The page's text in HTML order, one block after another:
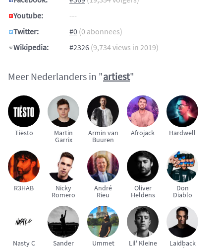
Youtube:
---
Twitter:
#0 (0 abonnees)
Wikipedia:
#2326 (9,734 views in 2019)
Meer Nederlanders in "artiest"
Tiësto Martin
Garrix
Armin van
Buuren
Afrojack Hardwell
R3HAB Nicky
Romero
André
Rieu
Oliver
Heldens
Don
Diablo
Nasty C Sander Ummet Lil' Kleine Laidback